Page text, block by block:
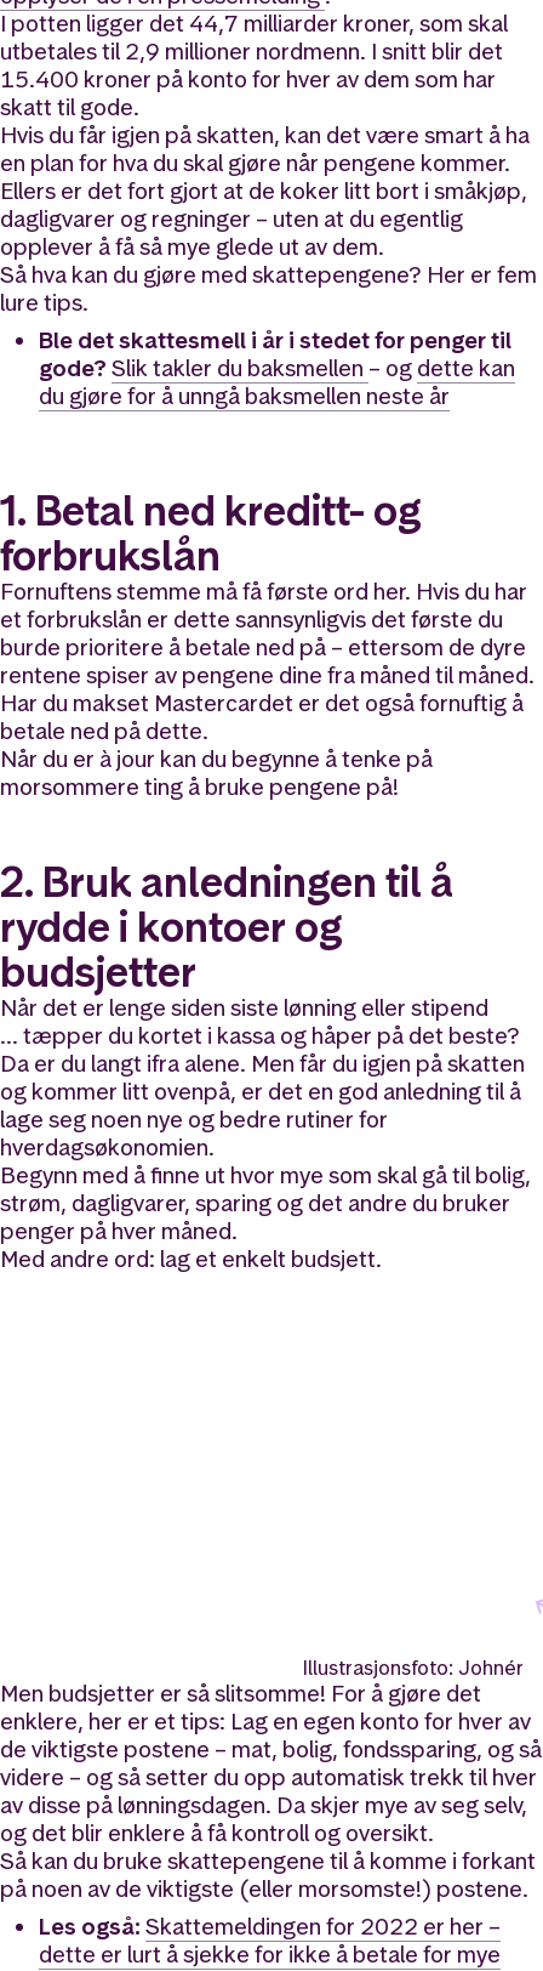
I potten ligger det 44,7 milliarder kroner, som skal
utbetales til 2,9 millioner nordmenn. I snitt blir det
15.400 kroner på konto for hver av dem som har
skatt til gode.
Hvis du får igjen på skatten, kan det være smart å ha
en plan for hva du skal gjøre når pengene kommer.
Ellers er det fort gjort at de koker litt bort i småkjøp,
dagligvarer og regninger – uten at du egentlig
opplever å få så mye glede ut av dem.
Så hva kan du gjøre med skattepengene? Her er fem
lure tips.
Ble det skattesmell i år i stedet for penger til
gode? Slik takler du baksmellen – og dette kan
du gjøre for å unngå baksmellen neste år
1. Betal ned kreditt- og
forbrukslån
Fornuftens stemme må få første ord her. Hvis du har
et forbrukslån er dette sannsynligvis det første du
burde prioritere å betale ned på – ettersom de dyre
rentene spiser av pengene dine fra måned til måned.
Har du makset Mastercardet er det også fornuftig å
betale ned på dette.
Når du er à jour kan du begynne å tenke på
morsommere ting å bruke pengene på!
2. Bruk anledningen til å
rydde i kontoer og
budsjetter
Når det er lenge siden siste lønning eller stipend
… tæpper du kortet i kassa og håper på det beste?
Da er du langt ifra alene. Men får du igjen på skatten
og kommer litt ovenpå, er det en god anledning til å
lage seg noen nye og bedre rutiner for
hverdagsøkonomien.
Begynn med å finne ut hvor mye som skal gå til bolig,
strøm, dagligvarer, sparing og det andre du bruker
penger på hver måned.
Med andre ord: lag et enkelt budsjett.
Illustrasjonsfoto: Johnér
Men budsjetter er så slitsomme! For å gjøre det
enklere, her er et tips: Lag en egen konto for hver av
de viktigste postene – mat, bolig, fondssparing, og så
videre – og så setter du opp automatisk trekk til hver
av disse på lønningsdagen. Da skjer mye av seg selv,
og det blir enklere å få kontroll og oversikt.
Så kan du bruke skattepengene til å komme i forkant
på noen av de viktigste (eller morsomste!) postene.
Les også: Skattemeldingen for 2022 er her –
dette er lurt å sjekke for ikke å betale for mye